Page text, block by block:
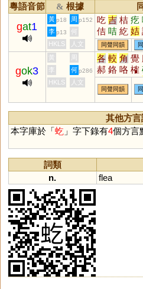
粵語音節 & 根據
gat1
黃 p18 周 p152 吃 吉 桔 疙
佶 咭 紇 姞
李 p13
何
HKLS
人文 同聲同韻
gok3
黃 周 各 較 角 覺
郝 鉻 咯 榷
鮥 搉 肐 捔
李 何 p286
HKLS 人文
同聲同韻
其他方
本字庫於「 虼」字下錄有4個方言
詞類
n.
flea